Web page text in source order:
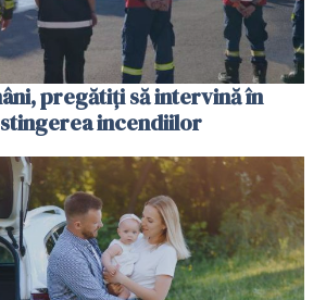
pregătiţi să intervină în
incendiilor